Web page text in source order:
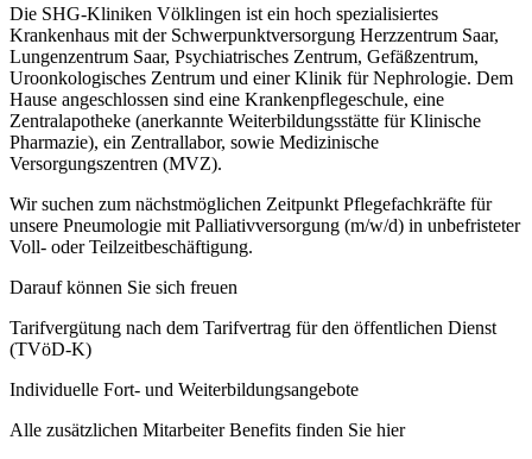
Die SHG-Kliniken Völklingen ist ein hoch spezialisiertes
Krankenhaus mit der Schwerpunktversorgung Herzzentrum Saar,
Lungenzentrum Saar, Psychiatrisches Zentrum, Gefäßzentrum,
Uroonkologisches Zentrum und einer Klinik für Nephrologie. Dem
Hause angeschlossen sind eine Krankenpflegeschule, eine
Zentralapotheke (anerkannte Weiterbildungsstätte für Klinische
Pharmazie), ein Zentrallabor, sowie Medizinische
Versorgungszentren (MVZ).
Wir suchen zum nächstmöglichen Zeitpunkt Pflegefachkräfte für
unsere Pneumologie mit Palliativversorgung (m/w/d) in unbefristeter
Voll- oder Teilzeitbeschäftigung.
Darauf können Sie sich freuen
Tarifvergütung nach dem Tarifvertrag für den öffentlichen Dienst
(TVöD-K)
Individuelle Fort- und Weiterbildungsangebote
Alle zusätzlichen Mitarbeiter Benefits finden Sie hier